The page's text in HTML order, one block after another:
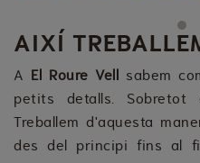
AIXÍ
A El Roure Vell sabem
petits detalls.
Treballem d'aquesta
des del principi fins al